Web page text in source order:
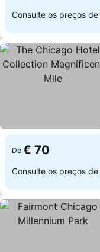
Consulte os preços de
De € 70
Consulte os preços de